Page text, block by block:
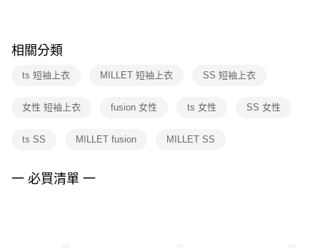
※ 交易是否成功請以「AFTEE先享後付 」之結帳頁面顯示為準，若有關於
是否繳費成功／繳費後需取消欲退款等相關疑問，請聯繫「AFTEE先享後付
客戶支援中心」
https://netprotections.freshdesk.com/support/home
１．透過由恩沛科技股份有限公司提供之「AFTEE先享後付」服務完成之交
權轉讓予恩沛科技股份有限公司。
３．未成年的使用者請事先徵得法定代理人或監護人之同意方可使用
「AFTEE先享後付」，若未經同意申辦者引起之損失，本公司不負相關責
相關分類
ts 短袖上衣 MILLET 短袖上衣 SS 短袖上衣
女性 短袖上衣 fusion 女性 ts 女性 SS 女性
ts SS MILLET fusion MILLET SS
一 必買清單 一